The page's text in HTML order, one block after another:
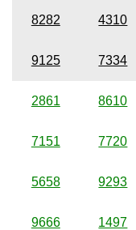
8282 4310
9125 7334
2861 8610
7151 7720
5658 9293
9666 1497